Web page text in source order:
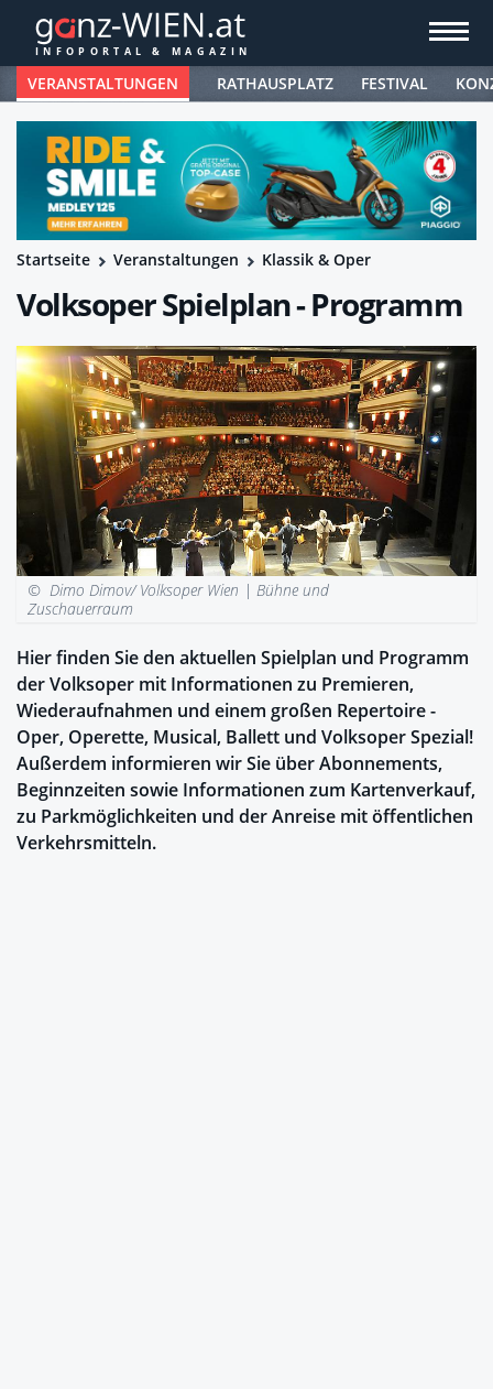
VERANSTALTUNGEN RATHAUSPLATZ FESTIVAL
Startseite Veranstaltungen Klassik & Oper
Volksoper Spielplan - Programm
© Dimo Dimov/ Volksoper Wien |Bühne und
Zuschauerraum
Hier finden Sie den aktuellen Spielplan und Programm
der Volksoper mit Informationen zu Premieren,
Wiederaufnahmen und einem großen Repertoire -
Oper, Operette, Musical, Ballett und Volksoper Spezial!
Außerdem informieren wir Sie über Abonnements,
Beginnzeiten sowie Informationen zum Kartenverkauf,
zu Parkmöglichkeiten und der Anreise mit öffentlichen
Verkehrsmitteln.